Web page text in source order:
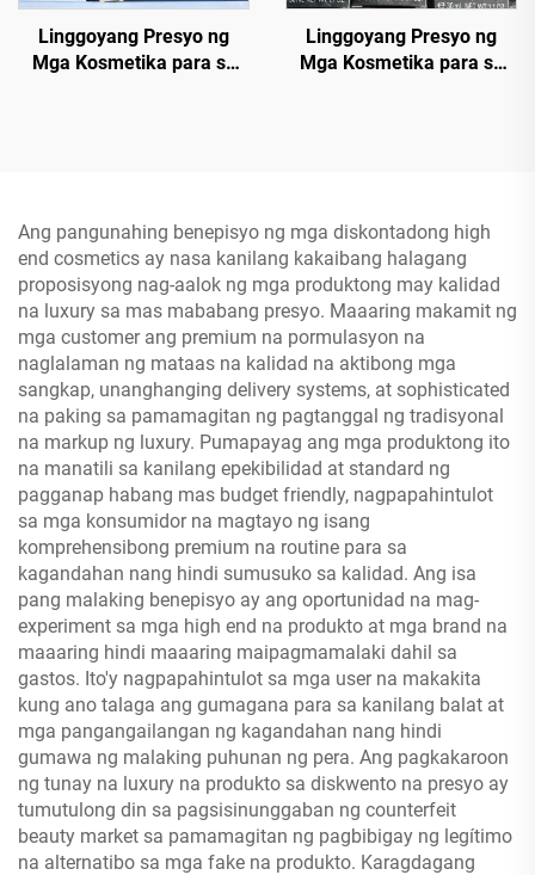
Linggoyang Presyo ng
Mga Kosmetika para sa
Linggoyang Presyo ng
Mga Kosmetika para sa
Ang pangunahing benepisyo ng mga diskontadong high
end cosmetics ay nasa kanilang kakaibang halagang
proposisyong nag-aalok ng mga produktong may kalidad
na luxury sa mas mababang presyo. Maaaring makamit ng
mga customer ang premium na pormulasyon na
naglalaman ng mataas na kalidad na aktibong mga
sangkap, unanghanging delivery systems, at sophisticated
na paking sa pamamagitan ng pagtanggal ng tradisyonal
na markup ng luxury. Pumapayag ang mga produktong ito
na manatili sa kanilang epekibilidad at standard ng
pagganap habang mas budget friendly, nagpapahintulot
sa mga konsumidor na magtayo ng isang
komprehensibong premium na routine para sa
kagandahan nang hindi sumusuko sa kalidad. Ang isa
pang malaking benepisyo ay ang oportunidad na mag-
experiment sa mga high end na produkto at mga brand na
maaaring hindi maaaring maipagmamalaki dahil sa
gastos. Ito'y nagpapahintulot sa mga user na makakita
kung ano talaga ang gumagana para sa kanilang balat at
mga pangangailangan ng kagandahan nang hindi
gumawa ng malaking puhunan ng pera. Ang pagkakaroon
ng tunay na luxury na produkto sa diskwento na presyo ay
tumutulong din sa pagsisinunggaban ng counterfeit
beauty market sa pamamagitan ng pagbibigay ng legítimo
na alternatibo sa mga fake na produkto. Karagdagang